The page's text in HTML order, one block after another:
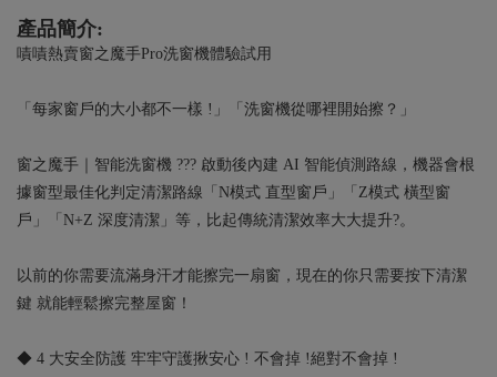
產品簡介:
嘖嘖熱賣窗之魔手Pro洗窗機體驗試用
「每家窗戶的大小都不一樣 !」「洗窗機從哪裡開始擦？」
窗之魔手｜智能洗窗機 ??? 啟動後內建 AI 智能偵測路線，機器會根
據窗型最佳化判定清潔路線「N模式 直型窗戶」「Z模式 橫型窗
戶」「N+Z 深度清潔」等，比起傳統清潔效率大大提升?。
以前的你需要流滿身汗才能擦完一扇窗，現在的你只需要按下清潔
鍵 就能輕鬆擦完整屋窗！
◆ 4 大安全防護 牢牢守護揪安心 ! 不會掉 !絕對不會掉 !